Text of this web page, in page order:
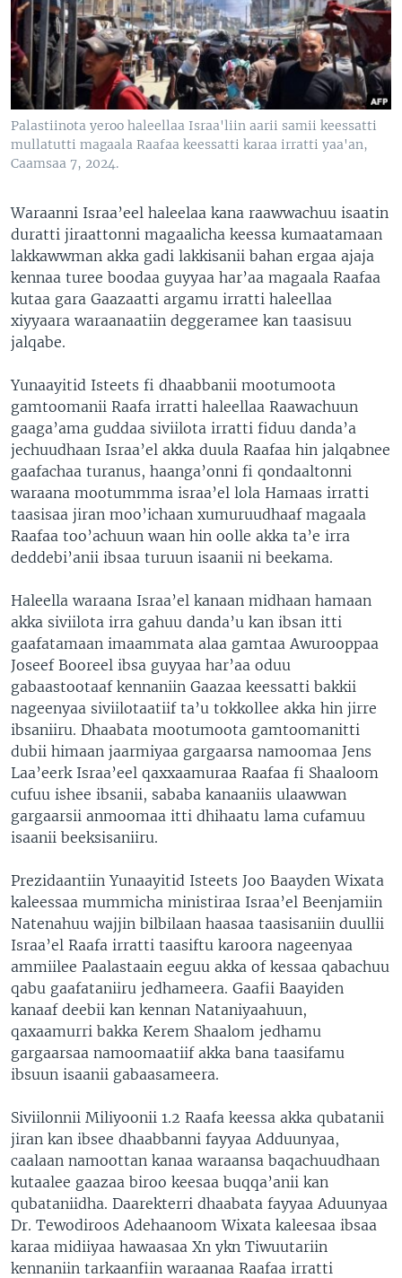
Palastiinota yeroo haleellaa Israa'liin aarii samii keessatti
mullatutti magaala Raafaa keessatti karaa irratti yaa'an,
Caamsaa 7, 2024.
Waraanni Israa’eel haleelaa kana raawwachuu isaatin
duratti jiraattonni magaalicha keessa kumaatamaan
lakkawwman akka gadi lakkisanii bahan ergaa ajaja
kennaa turee boodaa guyyaa har’aa magaala Raafaa
kutaa gara Gaazaatti argamu irratti haleellaa
xiyyaara waraanaatiin deggeramee kan taasisuu
jalqabe.
Yunaayitid Isteets fi dhaabbanii mootumoota
gamtoomanii Raafa irratti haleellaa Raawachuun
gaaga’ama guddaa siviilota irratti fiduu danda’a
jechuudhaan Israa’el akka duula Raafaa hin jalqabnee
gaafachaa turanus, haanga’onni fi qondaaltonni
waraana mootummma israa’el lola Hamaas irratti
taasisaa jiran moo’ichaan xumuruudhaaf magaala
Raafaa too’achuun waan hin oolle akka ta’e irra
deddebi’anii ibsaa turuun isaanii ni beekama.
Haleella waraana Israa’el kanaan midhaan hamaan
akka siviilota irra gahuu danda’u kan ibsan itti
gaafatamaan imaammata alaa gamtaa Awurooppaa
Joseef Booreel ibsa guyyaa har’aa oduu
gabaastootaaf kennaniin Gaazaa keessatti bakkii
nageenyaa siviilotaatiif ta’u tokkollee akka hin jirre
ibsaniiru. Dhaabata mootumoota gamtoomanitti
dubii himaan jaarmiyaa gargaarsa namoomaa Jens
Laa’eerk Israa’eel qaxxaamuraa Raafaa fi Shaaloom
cufuu ishee ibsanii, sababa kanaaniis ulaawwan
gargaarsii anmoomaa itti dhihaatu lama cufamuu
isaanii beeksisaniiru.
Prezidaantiin Yunaayitid Isteets Joo Baayden Wixata
kaleessaa mummicha ministiraa Israa’el Beenjamiin
Natenahuu wajjin bilbilaan haasaa taasisaniin duullii
Israa’el Raafa irratti taasiftu karoora nageenyaa
ammiilee Paalastaain eeguu akka of kessaa qabachuu
qabu gaafataniiru jedhameera. Gaafii Baayiden
kanaaf deebii kan kennan Nataniyaahuun,
qaxaamurri bakka Kerem Shaalom jedhamu
gargaarsaa namoomaatiif akka bana taasifamu
ibsuun isaanii gabaasameera.
Siviilonnii Miliyoonii 1.2 Raafa keessa akka qubatanii
jiran kan ibsee dhaabbanni fayyaa Adduunyaa,
caalaan namoottan kanaa waraansa baqachuudhaan
kutaalee gaazaa biroo keesaa buqqa’anii kan
qubataniidha. Daarekterri dhaabata fayyaa Aduunyaa
Dr. Tewodiroos Adehaanoom Wixata kaleesaa ibsaa
karaa midiiyaa hawaasaa Xn ykn Tiwuutariin
kennaniin tarkaanfiin waraanaa Raafaa irratti